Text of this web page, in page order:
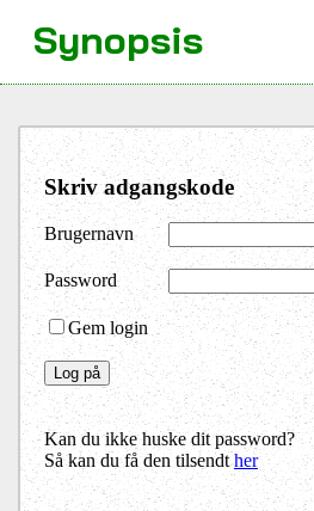
Skriv adgangskode
Brugernavn
Password
Gem login
Kan du ikke huske dit password?
Så kan du få den tilsendther
Synopsis